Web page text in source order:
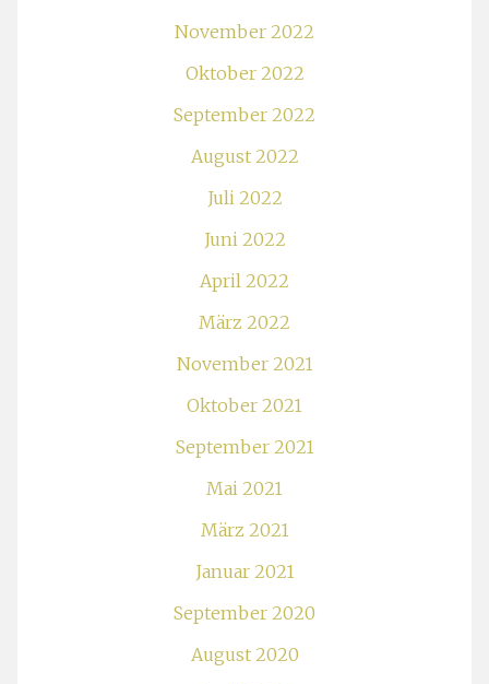
November 2022
Oktober 2022
September 2022
August 2022
Juli 2022
Juni 2022
April 2022
März 2022
November 2021
Oktober 2021
September 2021
Mai 2021
März 2021
Januar 2021
September 2020
August 2020